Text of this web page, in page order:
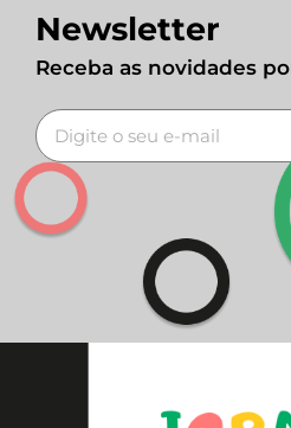
Newsletter
Receba as novidades